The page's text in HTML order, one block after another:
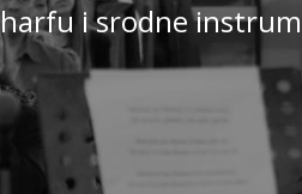
i srodne